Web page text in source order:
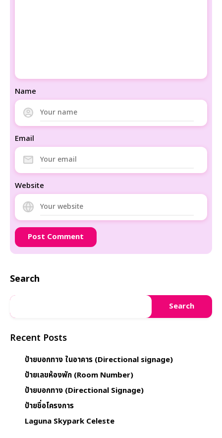
Name
Email
Website
Search
Search
Recent Posts
ป้ายบอกทาง ในอาคาร (Directional signage)
ป้ายเลขห้องพัก (Room Number)
ป้ายบอกทาง (Directional Signage)
ป้ายชื่อโครงการ
Laguna Skypark Celeste